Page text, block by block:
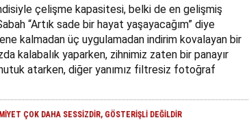
çelişme kapasitesi, belki de en gelişmiş
“Artık sade bir hayat yaşayacağım” diye
kalmadan üç uygulamadan indirim kovalayan bir
kalabalık yaparken, zihnimiz zaten bir panayır
nutuk atarken, diğer yanımız filtresiz fotoğraf
ÇOK DAHA SESSİZDİR, GÖSTERİŞLİ DEĞİLDİR